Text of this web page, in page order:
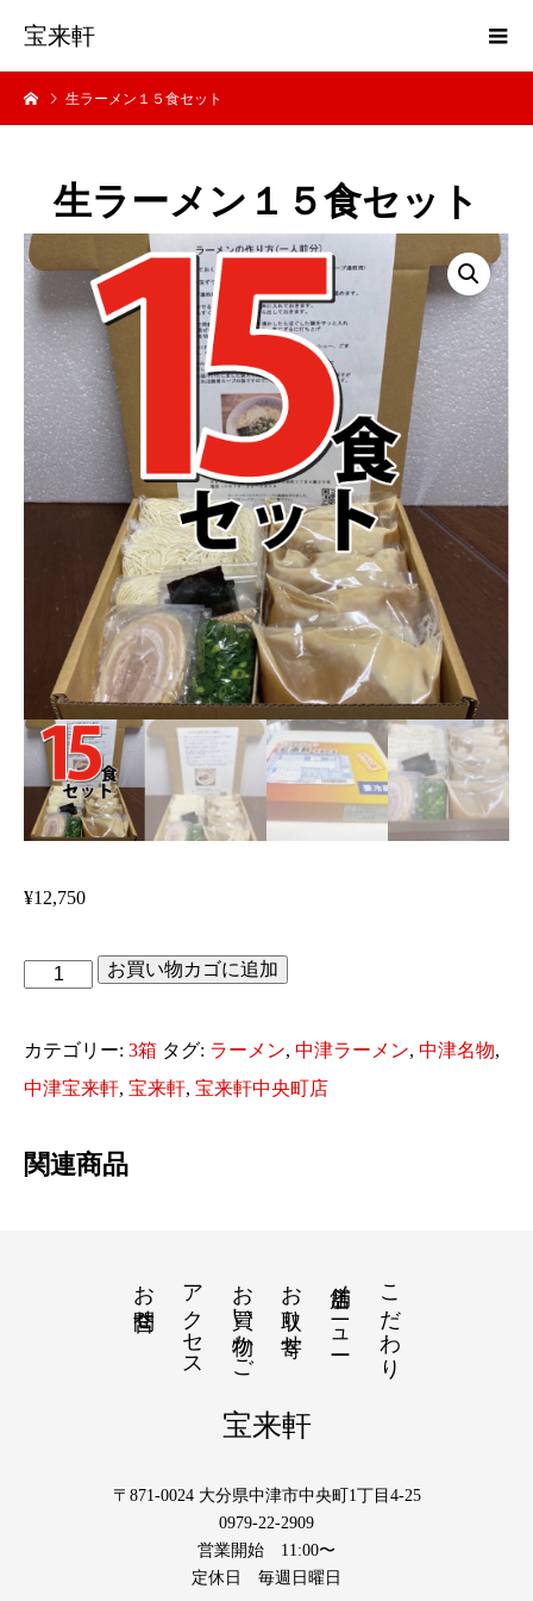
宝来軒
生ラーメン１５食セット
生ラーメン１５食セット
¥12,750
ー
メ
１
お買い物カゴに追加
カテゴリー: 3箱 タグ: ラーメン, 中津ラーメン, 中津名物,
中津宝来軒, 宝来軒, 宝来軒中央町店
関連商品
こだわり
店舗メニュー
お取り寄せ
お買い物かご
アクセス
お問合せ
宝来軒
〒871-0024 大分県中津市中央町1丁目4-25
0979-22-2909
営業開始 11:00〜
定休日 毎週日曜日